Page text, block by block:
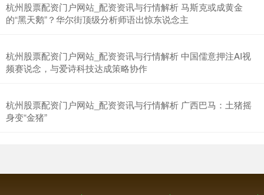
杭州股票配资门户网站_配资资讯与行情解析 马斯克或成黄金
的“黑天鹅”？华尔街顶级分析师语出惊东说念主
杭州股票配资门户网站_配资资讯与行情解析 中国儒意押注AI视
频赛说念，与爱诗科技达成策略协作
杭州股票配资门户网站_配资资讯与行情解析 广西巴马：土猪摇
身变“金猪”